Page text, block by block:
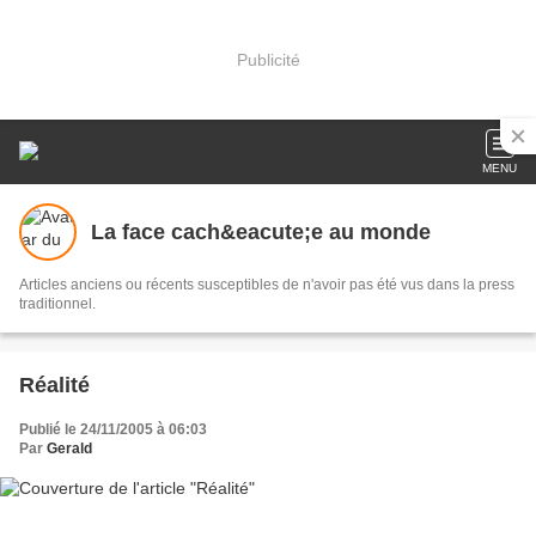
Publicité
MENU
La face cach&eacute;e au monde
Articles anciens ou récents susceptibles de n'avoir pas été vus dans la press
traditionnel.
Réalité
Publié le 24/11/2005 à 06:03
Par Gerald